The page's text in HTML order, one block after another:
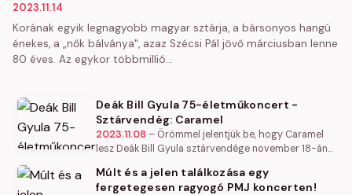
2023.11.14
Korának egyik legnagyobb magyar sztárja, a bársonyos hangú
énekes, a „nők bálványa", azaz Szécsi Pál jövő márciusban lenne
80 éves. Az egykor többmillió…
Deák Bill Gyula 75-életműkoncert -
Sztárvendég: Caramel
2023.11.08 – Örömmel jelentjük be, hogy Caramel
lesz Deák Bill Gyula sztárvendége november 18-án
magyar zenei élet…
Múlt és a jelen találkozása egy
fergetegesen ragyogó PMJ koncerten!